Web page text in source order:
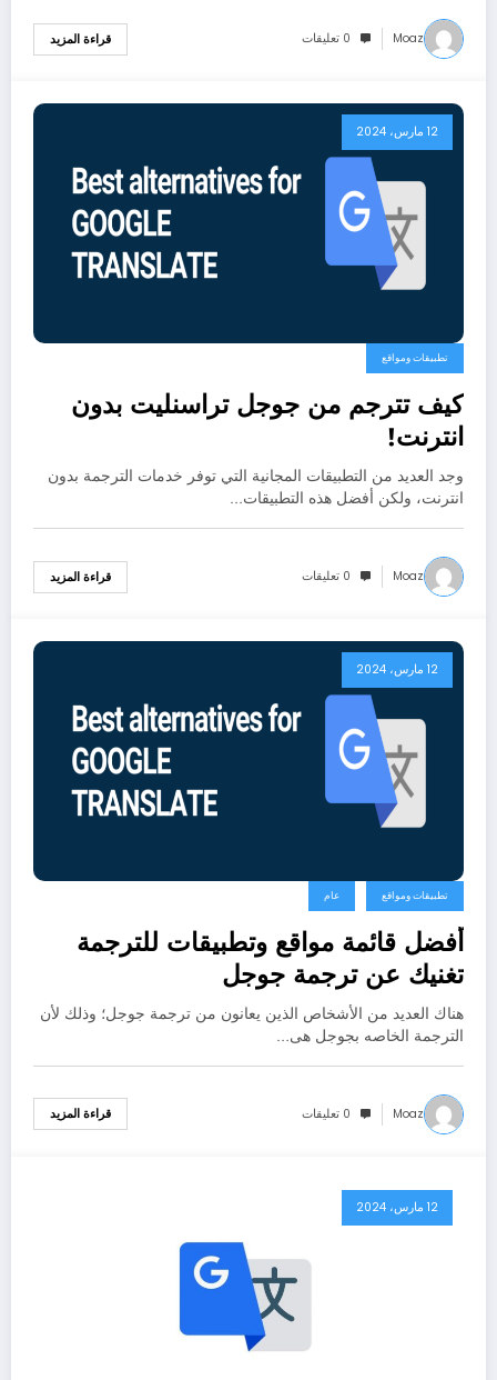
Moaz 0 تعليقات قراءة المزيد
12 مارس، 2024
تطبيقات ومواقع
كيف تترجم من جوجل تراسنليت بدون
انترنت!
وجد العديد من التطبيقات المجانية التي توفر خدمات الترجمة بدون
انترنت، ولكن أفضل هذه التطبيقات…
Moaz 0 تعليقات قراءة المزيد
12 مارس، 2024
تطبيقات ومواقع عام
أفضل قائمة مواقع وتطبيقات للترجمة
تغنيك عن ترجمة جوجل
هناك العديد من الأشخاص الذين يعانون من ترجمة جوجل؛ وذلك لأن
الترجمة الخاصه بجوجل هى…
Moaz 0 تعليقات قراءة المزيد
12 مارس، 2024